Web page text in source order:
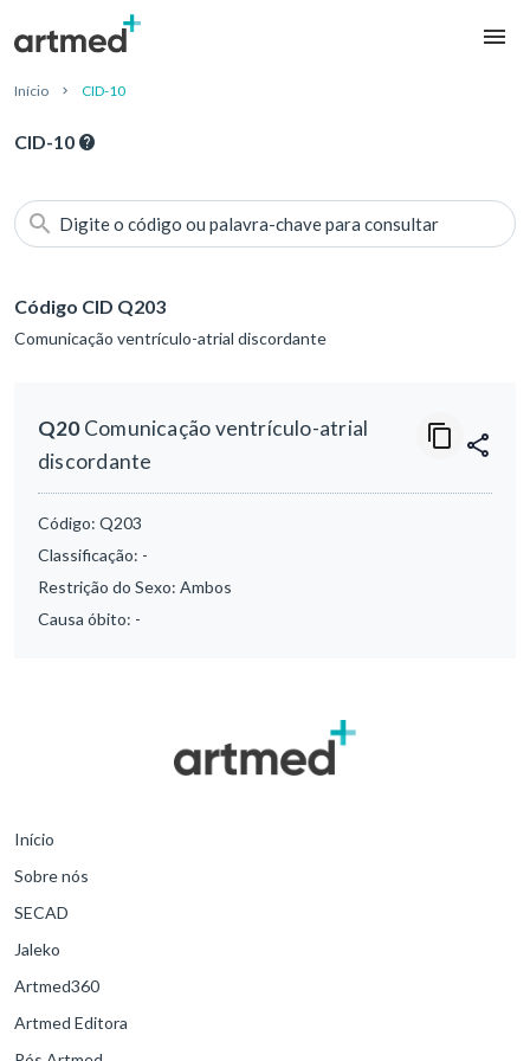
Início CID-10
CID-10
Digite o código ou palavra-chave para consultar
Código CID Q203
Comunicação ventrículo-atrial discordante
Q20Comunicação ventrículo-atrial
discordante
Código: Q203
Classificação: -
Restrição do Sexo: Ambos
Causa óbito: -
Início
Sobre nós
SECAD
Jaleko
Artmed360
Artmed Editora